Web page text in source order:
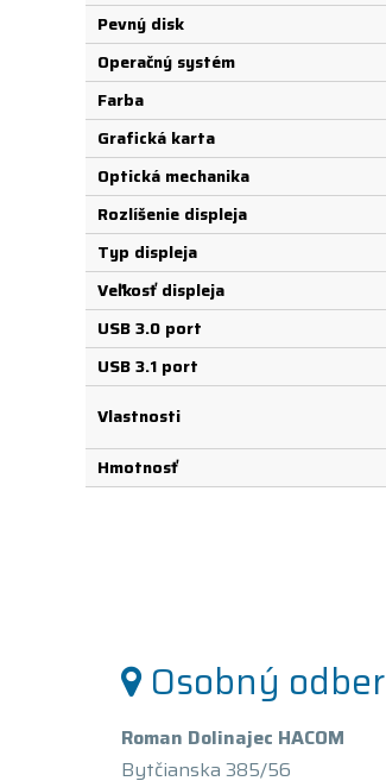
Pevný disk
Operačný systém
Farba
Grafická karta
Optická mechanika
Rozlíšenie displeja
Typ displeja
Veľkosť displeja
USB 3.0 port
USB 3.1 port
Vlastnosti
Hmotnosť
Osobný odber
Roman Dolinajec HACOM
Bytčianska 385/56